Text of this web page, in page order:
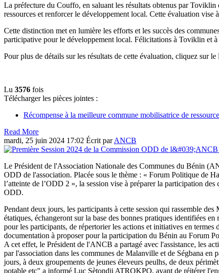
La préfecture du Couffo, en saluant les résultats obtenus par Toviklin
ressources et renforcer le développement local. Cette évaluation
Cette distinction met en lumière les efforts et les succès des
participative pour le développement local. Félicitations à Toviklin et
Pour plus de détails sur les résultats de cette évaluation, cliquez sur
Lu 3576 fois
Télécharger les pièces jointes :
Récompense à la meilleure commune mobilisatrice de
Read More
mardi, 25 juin 2024 17:02 Écrit parANCB
Le Président de l'Association Nationale des Communes du Bénin
ODD de l'association. Placée sous le thème : « Forum Politique de
l’atteinte de l’ODD 2 », la session vise à préparer la participation
ODD.
Pendant deux jours, les participants à cette session qui rassemble
étatiques, échangeront sur la base des bonnes pratiques identifiées
pour les participants, de répertorier les actions et initiatives en
documentation à proposer pour la participation du Bénin au Forum
A cet effet, le Président de l'ANCB a partagé avec l'assistance, les
par l'association dans les communes de Malanville et de Ségbana
jours, à deux groupements de jeunes éleveurs peulhs, de deux
potable etc" a informé Luc Sètondji ATROKPO, avant de réitérer